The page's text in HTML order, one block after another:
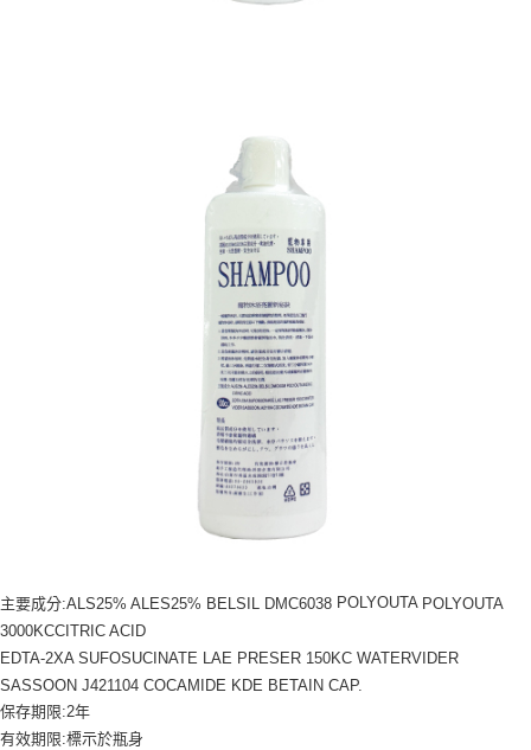
主要成分:ALS25% ALES25% BELSIL DMC6038 POLYOUTA POLYOUTA
3000KCCITRIC ACID
EDTA-2XA SUFOSUCINATE LAE PRESER 150KC WATERVIDER
SASSOON J421104 COCAMIDE KDE BETAIN CAP.
保存期限:2年
有效期限:標示於瓶身